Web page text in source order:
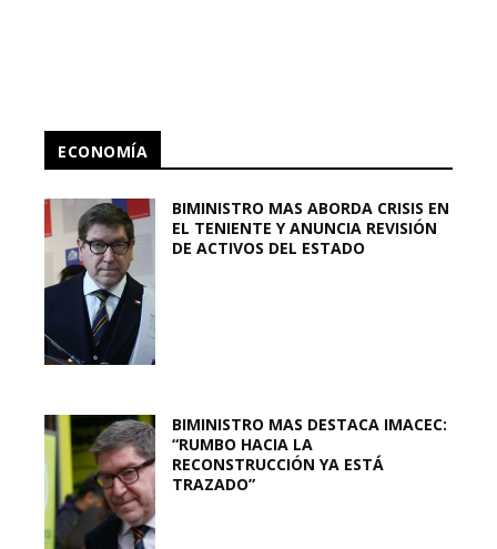
ECONOMÍA
BIMINISTRO MAS ABORDA CRISIS EN
EL TENIENTE Y ANUNCIA REVISIÓN
DE ACTIVOS DEL ESTADO
BIMINISTRO MAS DESTACA IMACEC:
“RUMBO HACIA LA
RECONSTRUCCIÓN YA ESTÁ
TRAZADO”